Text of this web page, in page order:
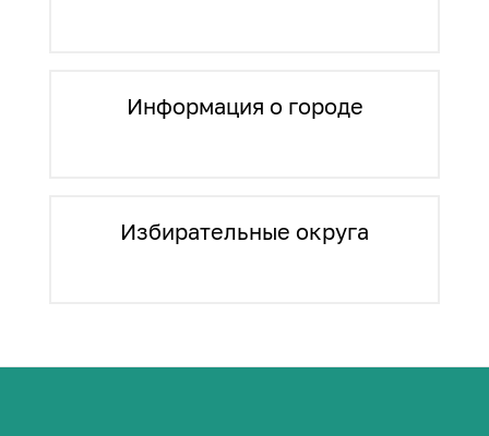
Информация о городе
Избирательные округа